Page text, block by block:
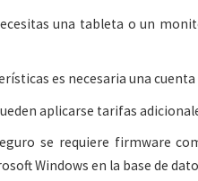
una tableta o un
es necesaria una
aplicarse tarifas
se requiere firmware
Windows en la base de